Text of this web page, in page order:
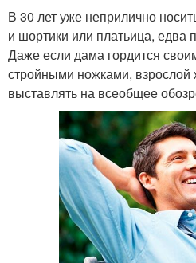
В 30 лет уже неприлично
и шортики или платьица,
Даже если дама гордится
стройными ножками,
выставлять на всеобщее